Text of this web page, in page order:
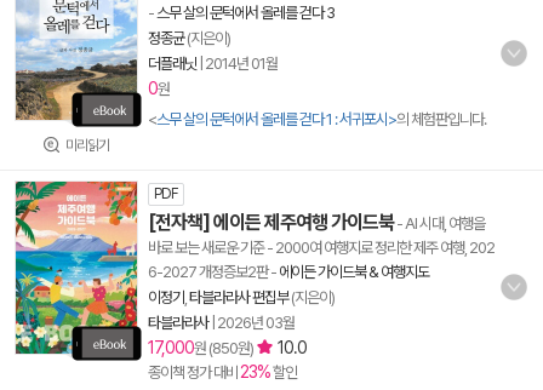
미리읽기
-스무 살의 문턱에서 올레를 걷다 3
정종균(지은이)
더플래닛 2014년 01월
0원
<스무 살의 문턱에서 올레를 걷다 1 : 서귀포시>의 체험판입니다.
PDF
[전자책] 에이든 제주여행 가이드북- AI 시대, 여행을
바로 보는 새로운 기준 - 2000여 여행지로 정리한 제주 여행, 202
6-2027 개정증보2판- 에이든 가이드북 & 여행지도
이정기 타블라라사 편집부(지은이)
타블라라사| 2026년 03월
17,000원 (850원) 10.0
종이책 정가 대비 23%할인